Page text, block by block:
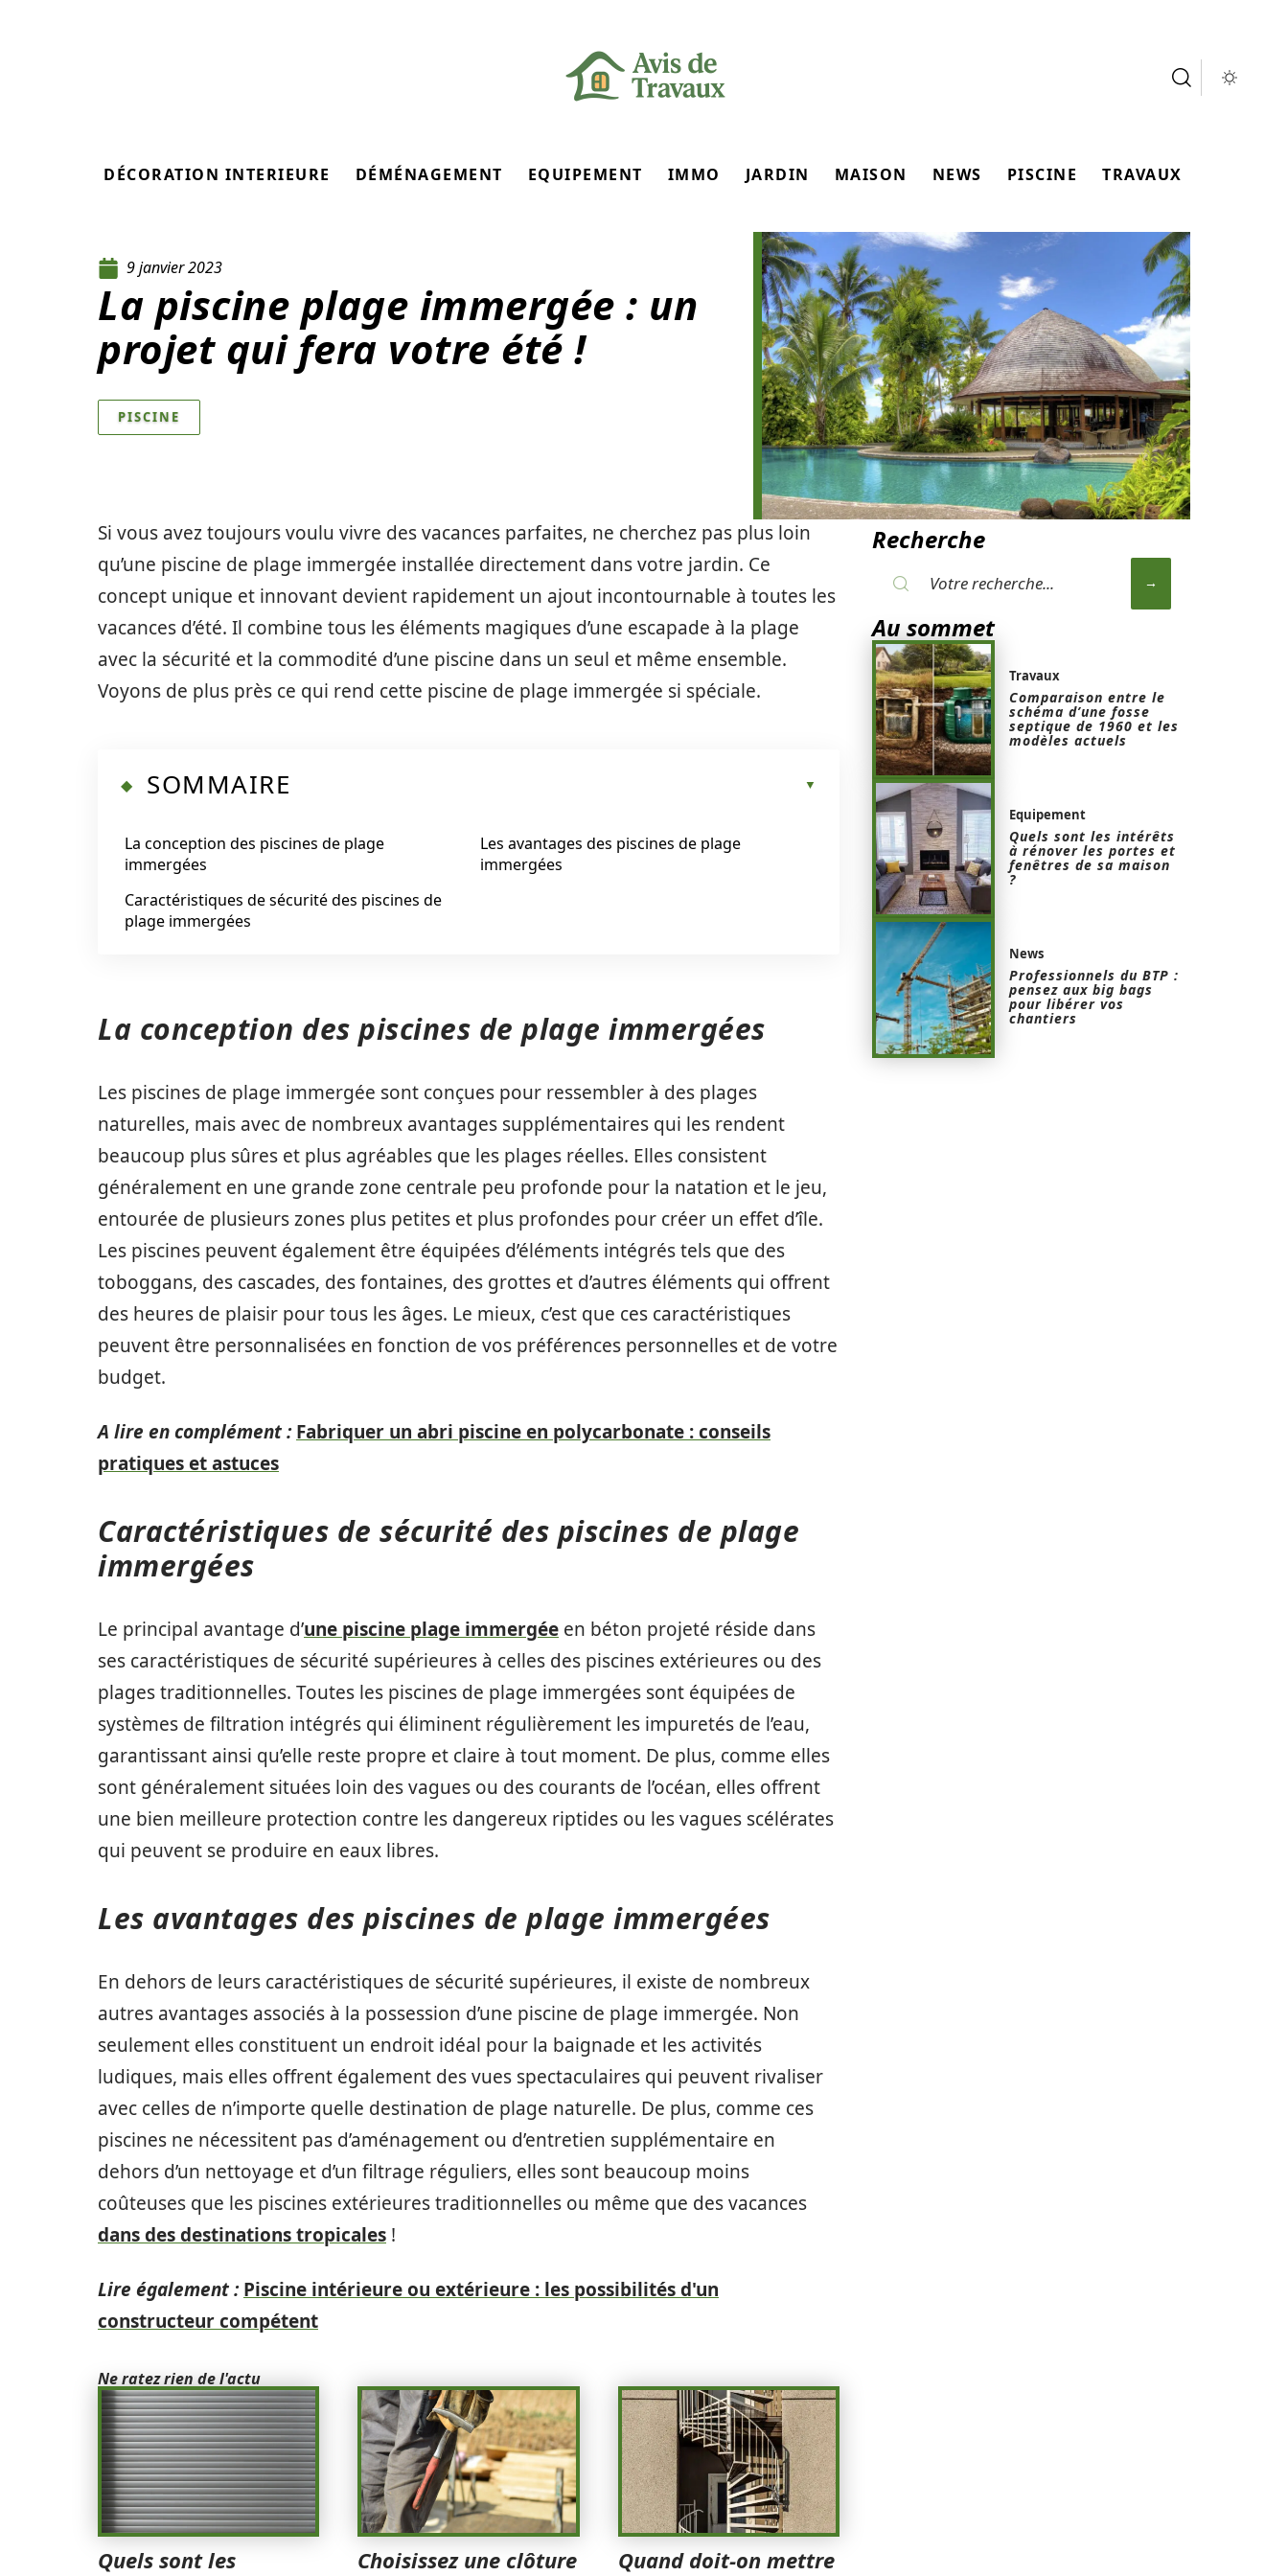
DÉCORATION INTERIEURE DÉMÉNAGEMENT EQUIPEMENT IMMO JARDIN MAISON NEWS PISCINE TRAVAUX
9 janvier 2023
La piscine plage immergée : un
projet qui fera votre été !
PISCINE
Si vous avez toujours voulu vivre des vacances parfaites, ne cherchez pas plus loin
qu’une piscine de plage immergée installée directement dans votre jardin. Ce
concept unique et innovant devient rapidement un ajout incontournable à toutes les
vacances d’été. Il combine tous les éléments magiques d’une escapade à la plage
avec la sécurité et la commodité d’une piscine dans un seul et même ensemble.
Voyons de plus près ce qui rend cette piscine de plage immergée si spéciale.
SOMMAIRE
La conception des piscines de plage
immergées
Caractéristiques de sécurité des piscines de
plage immergées
Les avantages des piscines de plage
immergées
La conception des piscines de plage immergées
Les piscines de plage immergée sont conçues pour ressembler à des plages
naturelles, mais avec de nombreux avantages supplémentaires qui les rendent
beaucoup plus sûres et plus agréables que les plages réelles. Elles consistent
généralement en une grande zone centrale peu profonde pour la natation et le jeu,
entourée de plusieurs zones plus petites et plus profondes pour créer un effet d’île.
Les piscines peuvent également être équipées d’éléments intégrés tels que des
toboggans, des cascades, des fontaines, des grottes et d’autres éléments qui offrent
des heures de plaisir pour tous les âges. Le mieux, c’est que ces caractéristiques
peuvent être personnalisées en fonction de vos préférences personnelles et de votre
budget.
A lire en complément : Fabriquer un abri piscine en polycarbonate : conseils
pratiques et astuces
Caractéristiques de sécurité des piscines de plage
immergées
Le principal avantage d’une piscine plage immergée en béton projeté réside dans
ses caractéristiques de sécurité supérieures à celles des piscines extérieures ou des
plages traditionnelles. Toutes les piscines de plage immergées sont équipées de
systèmes de filtration intégrés qui éliminent régulièrement les impuretés de l’eau,
garantissant ainsi qu’elle reste propre et claire à tout moment. De plus, comme elles
sont généralement situées loin des vagues ou des courants de l’océan, elles offrent
une bien meilleure protection contre les dangereux riptides ou les vagues scélérates
qui peuvent se produire en eaux libres.
Les avantages des piscines de plage immergées
En dehors de leurs caractéristiques de sécurité supérieures, il existe de nombreux
autres avantages associés à la possession d’une piscine de plage immergée. Non
seulement elles constituent un endroit idéal pour la baignade et les activités
ludiques, mais elles offrent également des vues spectaculaires qui peuvent rivaliser
avec celles de n’importe quelle destination de plage naturelle. De plus, comme ces
piscines ne nécessitent pas d’aménagement ou d’entretien supplémentaire en
dehors d’un nettoyage et d’un filtrage réguliers, elles sont beaucoup moins
coûteuses que les piscines extérieures traditionnelles ou même que des vacances
dans des destinations tropicales !
Lire également : Piscine intérieure ou extérieure : les possibilités d'un
constructeur compétent
Ne ratez rien de l'actu
Quels sont les
Choisissez une clôture
Quand doit-on mettre
Recherche
Au sommet
Travaux
Comparaison entre le
schéma d’une fosse
septique de 1960 et les
modèles actuels
Equipement
Quels sont les intérêts
à rénover les portes et
fenêtres de sa maison
?
News
Professionnels du BTP :
pensez aux big bags
pour libérer vos
chantiers